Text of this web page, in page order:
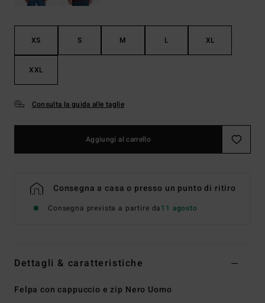
XS S M L XL
XXL
Consulta la guida alle taglie
Aggiungi al carrello
Consegna a casa o presso un punto di ritiro
Consegna prevista a partire da11 agosto
Dettagli & caratteristiche
Felpa con cappuccio e zip Nero Uomo